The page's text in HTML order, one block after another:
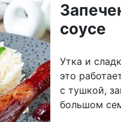
соусе
Утка и
это
с тушкой,
большом